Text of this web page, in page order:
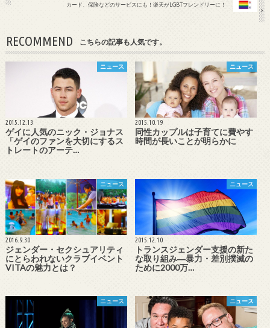
カード、保険などのサービスにも！楽天がLGBTフレンドリーに！
RECOMMEND こちらの記事も人気です。
ニュース
2015.12.13
ゲイに人気のニック・ジョナス
「ゲイのファンを大切にするス
トレートのアーテ…
ニュース
2015.10.19
同性カップルは子育てに費やす
時間が長いことが明らかに
ニュース
2016.9.30
ジェンダー・セクシュアリティ
にとらわれないクラブイベント
VITAの魅力とは？
ニュース
2015.12.10
トランスジェンダー支援の新た
な取り組み―暴力・差別撲滅の
ために2000万…
ニュース ニュース